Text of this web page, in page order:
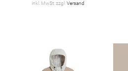
inkl. MwSt. zzgl.Versand